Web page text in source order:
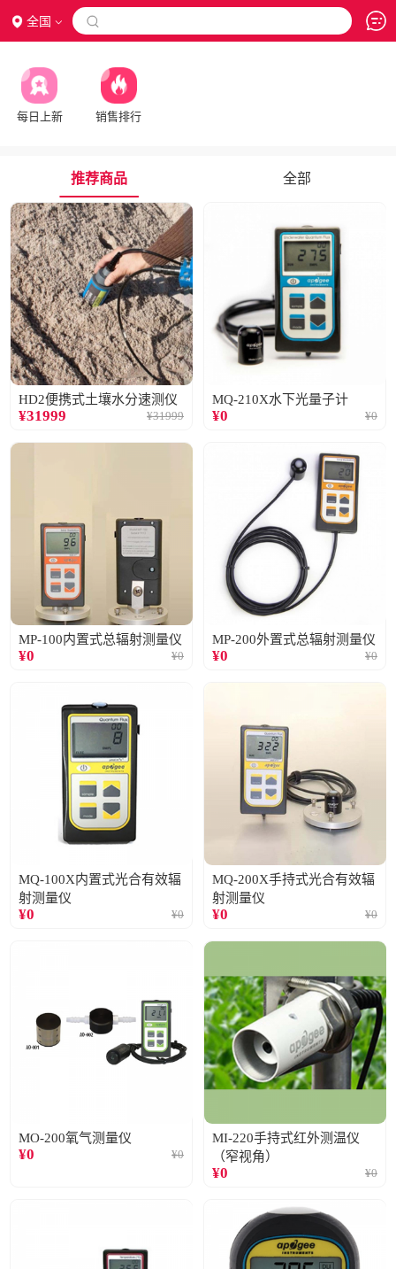
全国 
每日上新 销售排行
推荐商品 全部
HD2便携式土壤水分速测仪
¥31999 ¥31999
MQ-210X水下光量子计
¥0 ¥0
MP-100内置式总辐射测量仪
¥0 ¥0
MP-200外置式总辐射测量仪
¥0 ¥0
MQ-100X内置式光合有效辐
射测量仪
¥0 ¥0
MQ-200X手持式光合有效辐
射测量仪
¥0 ¥0
MO-200氧气测量仪
¥0 ¥0
MI-220手持式红外测温仪
（窄视角）
¥0 ¥0